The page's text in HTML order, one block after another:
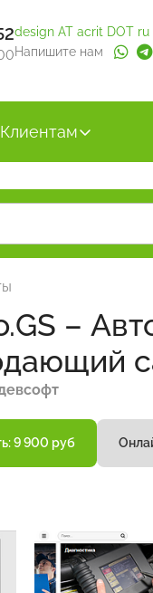
design AT acrit DOT ru
Напишите нам
Клиентам
–
9 900 руб